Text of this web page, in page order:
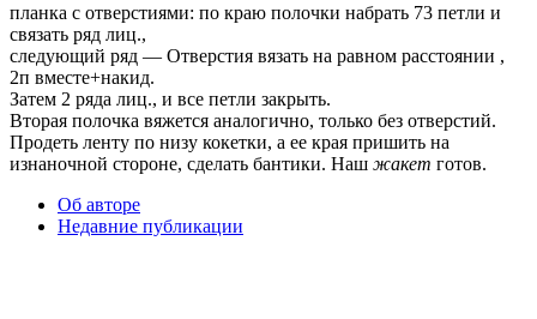
планка с отверстиями: по краю полочки набрать 73 петли и
связать ряд лиц.,
следующий ряд — Отверстия вязать на равном расстоянии ,
2п вместе+накид.
Затем 2 ряда лиц., и все петли закрыть.
Вторая полочка вяжется аналогично, только без отверстий.
Продеть ленту по низу кокетки, а ее края пришить на
изнаночной стороне, сделать бантики. Наш жакет готов.
Об авторе
Недавние публикации